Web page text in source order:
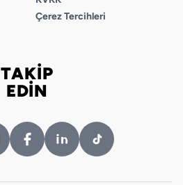
Çerez Tercihleri
TAKİP
EDİN